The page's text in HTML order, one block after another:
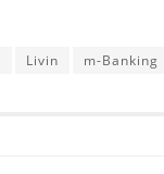
Livin m-Banking